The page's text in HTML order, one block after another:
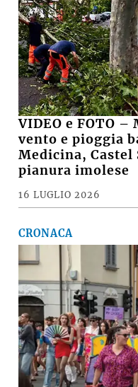
Commenti
GINO CUCCATO
Fondazione
sostenere il
MARCO M.
su
VIDEO -
della Stazione
MARCOsu
Basket, il
lascia: «Ora
continuerò a
SUZANAsu
Crolla il muro di
15enne